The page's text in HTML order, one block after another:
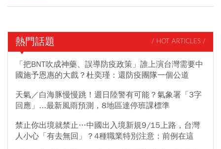
熱門話題 / HOT ARTICLES /
「把BNT吹成神藥、誤導防疫政策」誰上演台灣需要中
國施予恩惠的大戲？杜奕瑾：還防疫團隊一個公道
天氣／白海豚慢慢跳！週日陸警有可能？氣象署「3字
回應」...最新風雨預測，8地區達停班課標準
禁止你出境就禁止…中國出入境新規9/15上路，台灣
人小心「有去無回」？4種職業特別注意：前例在這